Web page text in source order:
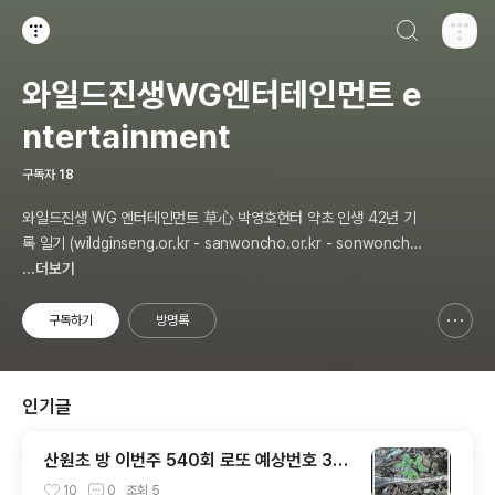
와일드진생WG엔터테인먼트 e
ntertainment
구독자 18
와일드진생 WG 엔터테인먼트 草心 박영호헌터 약초 인생 42년 기
록 일기 (wildginseng.or.kr - sanwoncho.or.kr - sonwoncho.
tistory.com) 통합
...더보기
구독하기 방명록
인기글
산원초 방 이번주 540회 로또 예상번호 3개
추천 합니다
10 0 조회 5